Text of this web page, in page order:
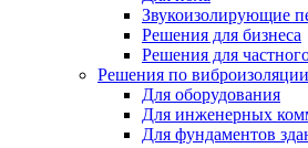
Звукоизолирующие
Решения для бизнеса
Решения для
Решения по виброизоляции
Для оборудования
Для инженерных
Для фундаментов